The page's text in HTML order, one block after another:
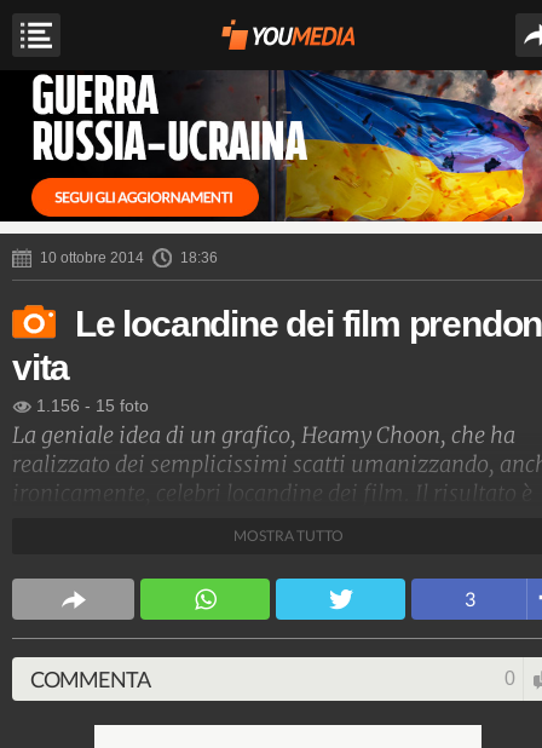
10 ottobre 2014 18:36
Le locandine dei film
vita
1.156 - 15 foto
La geniale idea di un grafico, Heamy Choon, che ha
realizzato dei semplicissimi scatti umanizzando,
ironicamente, celebri locandine dei film. Il risultato è
Spettacolo Fanpage
4.053.393.465 9.455 video 76.076 foto
MOSTRA TUTTO
3
COMMENTA 0